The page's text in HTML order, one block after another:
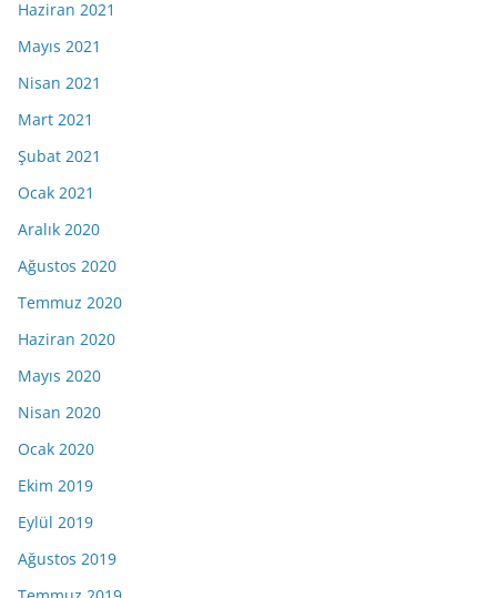
Haziran 2021
Mayıs 2021
Nisan 2021
Mart 2021
Şubat 2021
Ocak 2021
Aralık 2020
Ağustos 2020
Temmuz 2020
Haziran 2020
Mayıs 2020
Nisan 2020
Ocak 2020
Ekim 2019
Eylül 2019
Ağustos 2019